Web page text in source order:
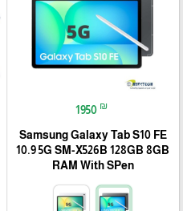
1950 ₪
Samsung Galaxy Tab S10 FE
10.9 5G SM-X526B 128GB 8GB
RAM With SPen